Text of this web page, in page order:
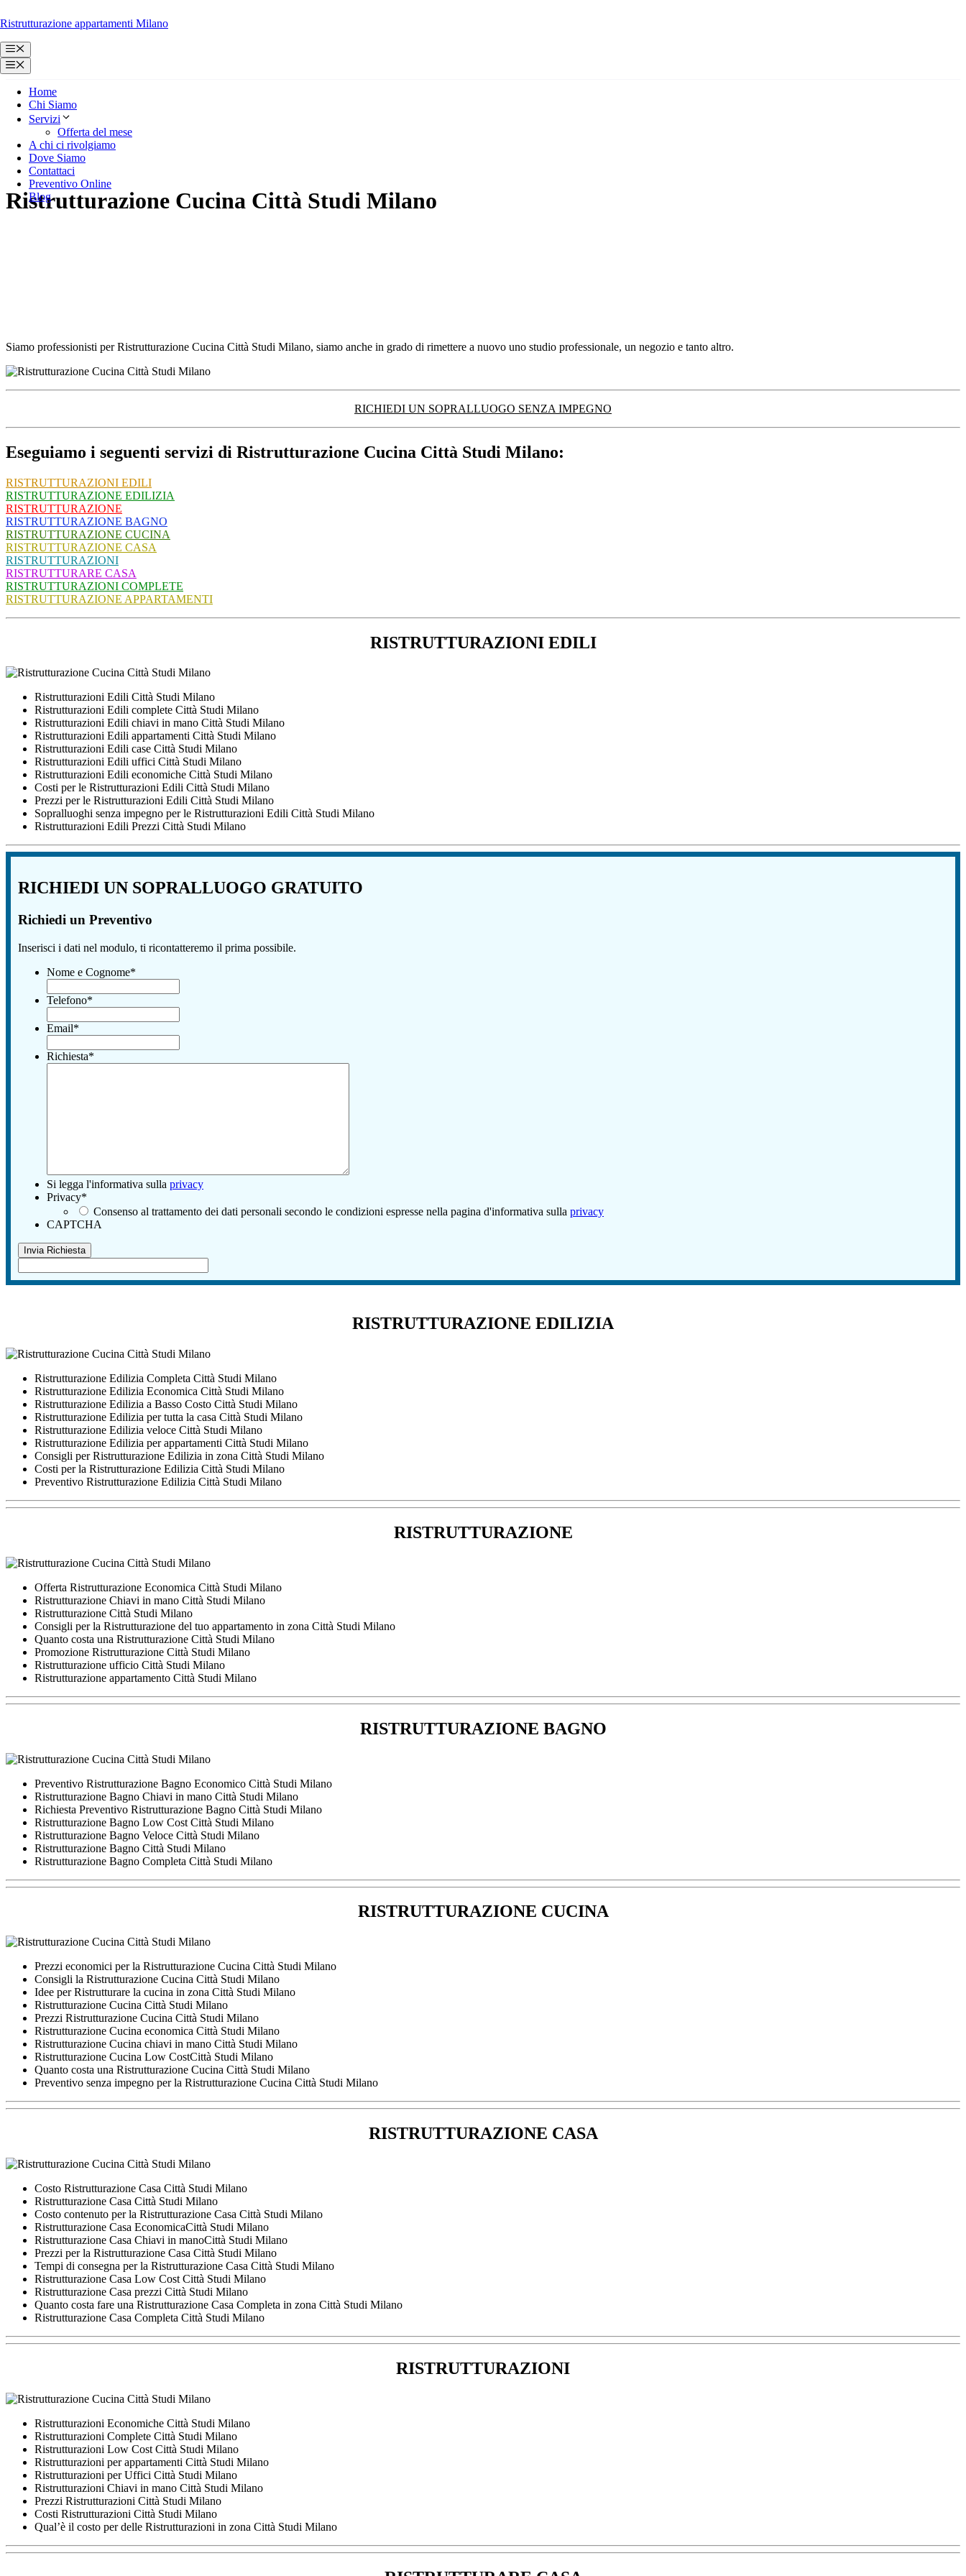
al
Ristrutturazione appartamenti Milano
Menu
Menu
Home
Chi Siamo
Servizi
Offerta del mese
A chi ci rivolgiamo
Dove Siamo
Contattaci
Preventivo Online
Blog
Ristrutturazione Cucina Città Studi Milano
Siamo professionisti per Ristrutturazione Cucina Città Studi Milano, siamo anche in grado di rimettere a nuovo uno studio professionale, un negozio e tanto altro.
RICHIEDI UN SOPRALLUOGO SENZA IMPEGNO
Eseguiamo i seguenti servizi di Ristrutturazione Cucina Città Studi Milano:
RISTRUTTURAZIONI EDILI
RISTRUTTURAZIONE EDILIZIA
RISTRUTTURAZIONE
RISTRUTTURAZIONE BAGNO
RISTRUTTURAZIONE CUCINA
RISTRUTTURAZIONE CASA
RISTRUTTURAZIONI
RISTRUTTURARE CASA
RISTRUTTURAZIONI COMPLETE
RISTRUTTURAZIONE APPARTAMENTI
RISTRUTTURAZIONI EDILI
Ristrutturazioni Edili Città Studi Milano
Ristrutturazioni Edili complete Città Studi Milano
Ristrutturazioni Edili chiavi in mano Città Studi Milano
Ristrutturazioni Edili appartamenti Città Studi Milano
Ristrutturazioni Edili case Città Studi Milano
Ristrutturazioni Edili uffici Città Studi Milano
Ristrutturazioni Edili economiche Città Studi Milano
Costi per le Ristrutturazioni Edili Città Studi Milano
Prezzi per le Ristrutturazioni Edili Città Studi Milano
Sopralluoghi senza impegno per le Ristrutturazioni Edili Città Studi Milano
Ristrutturazioni Edili Prezzi Città Studi Milano
RICHIEDI UN SOPRALLUOGO GRATUITO
Richiedi un Preventivo
Inserisci i dati nel modulo, ti ricontatteremo il prima possibile.
Nome e Cognome*
Telefono*
Email*
Richiesta*
Si legga l'informativa sulla privacy
Privacy*
Consenso al trattamento dei dati personali secondo le condizioni espresse nella pagina d'informativa sulla privacy
CAPTCHA
RISTRUTTURAZIONE EDILIZIA
Ristrutturazione Edilizia Completa Città Studi Milano
Ristrutturazione Edilizia Economica Città Studi Milano
Ristrutturazione Edilizia a Basso Costo Città Studi Milano
Ristrutturazione Edilizia per tutta la casa Città Studi Milano
Ristrutturazione Edilizia veloce Città Studi Milano
Ristrutturazione Edilizia per appartamenti Città Studi Milano
Consigli per Ristrutturazione Edilizia in zona Città Studi Milano
Costi per la Ristrutturazione Edilizia Città Studi Milano
Preventivo Ristrutturazione Edilizia Città Studi Milano
RISTRUTTURAZIONE
Offerta Ristrutturazione Economica Città Studi Milano
Ristrutturazione Chiavi in mano Città Studi Milano
Ristrutturazione Città Studi Milano
Consigli per la Ristrutturazione del tuo appartamento in zona Città Studi Milano
Quanto costa una Ristrutturazione Città Studi Milano
Promozione Ristrutturazione Città Studi Milano
Ristrutturazione ufficio Città Studi Milano
Ristrutturazione appartamento Città Studi Milano
RISTRUTTURAZIONE BAGNO
Preventivo Ristrutturazione Bagno Economico Città Studi Milano
Ristrutturazione Bagno Chiavi in mano Città Studi Milano
Richiesta Preventivo Ristrutturazione Bagno Città Studi Milano
Ristrutturazione Bagno Low Cost Città Studi Milano
Ristrutturazione Bagno Veloce Città Studi Milano
Ristrutturazione Bagno Città Studi Milano
Ristrutturazione Bagno Completa Città Studi Milano
RISTRUTTURAZIONE CUCINA
Prezzi economici per la Ristrutturazione Cucina Città Studi Milano
Consigli la Ristrutturazione Cucina Città Studi Milano
Idee per Ristrutturare la cucina in zona Città Studi Milano
Ristrutturazione Cucina Città Studi Milano
Prezzi Ristrutturazione Cucina Città Studi Milano
Ristrutturazione Cucina economica Città Studi Milano
Ristrutturazione Cucina chiavi in mano Città Studi Milano
Ristrutturazione Cucina Low CostCittà Studi Milano
Quanto costa una Ristrutturazione Cucina Città Studi Milano
Preventivo senza impegno per la Ristrutturazione Cucina Città Studi Milano
RISTRUTTURAZIONE CASA
Costo Ristrutturazione Casa Città Studi Milano
Ristrutturazione Casa Città Studi Milano
Costo contenuto per la Ristrutturazione Casa Città Studi Milano
Ristrutturazione Casa EconomicaCittà Studi Milano
Ristrutturazione Casa Chiavi in manoCittà Studi Milano
Prezzi per la Ristrutturazione Casa Città Studi Milano
Tempi di consegna per la Ristrutturazione Casa Città Studi Milano
Ristrutturazione Casa Low Cost Città Studi Milano
Ristrutturazione Casa prezzi Città Studi Milano
Quanto costa fare una Ristrutturazione Casa Completa in zona Città Studi Milano
Ristrutturazione Casa Completa Città Studi Milano
RISTRUTTURAZIONI
Ristrutturazioni Economiche Città Studi Milano
Ristrutturazioni Complete Città Studi Milano
Ristrutturazioni Low Cost Città Studi Milano
Ristrutturazioni per appartamenti Città Studi Milano
Ristrutturazioni per Uffici Città Studi Milano
Ristrutturazioni Chiavi in mano Città Studi Milano
Prezzi Ristrutturazioni Città Studi Milano
Costi Ristrutturazioni Città Studi Milano
Qual’è il costo per delle Ristrutturazioni in zona Città Studi Milano